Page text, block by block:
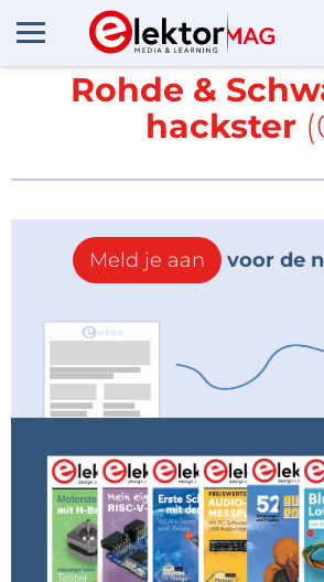
Alle items met
Rohde &
hackster
Meld je aan voor de